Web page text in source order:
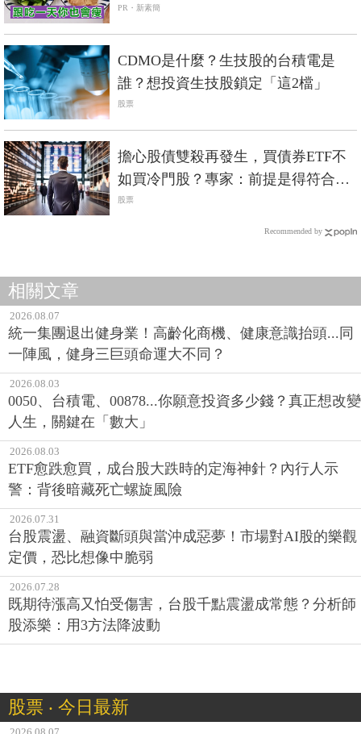
一週有感！肚子整個都消下去了！免
CDMO是什麼？生技股的台積電是
擔心股債雙殺再發生，買債券ETF不
相關文章
2026.08.07
統一集團退出健身業！高齡化商機、健康意識抬頭...同
一陣風，健身三巨頭命運大不同？
2026.08.03
0050、台積電、00878...你願意投資多少錢？真正想改變
人生，關鍵在「數大」
2026.08.03
ETF愈跌愈買，成台股大跌時的定海神針？內行人示
警：背後暗藏死亡螺旋風險
2026.07.31
台股震盪、融資斷頭與當沖成惡夢！市場對AI股的樂觀
定價，恐比想像中脆弱
2026.07.28
既期待漲高又怕受傷害，台股千點震盪成常態？分析師